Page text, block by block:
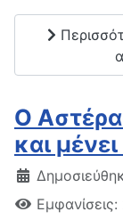
O
και